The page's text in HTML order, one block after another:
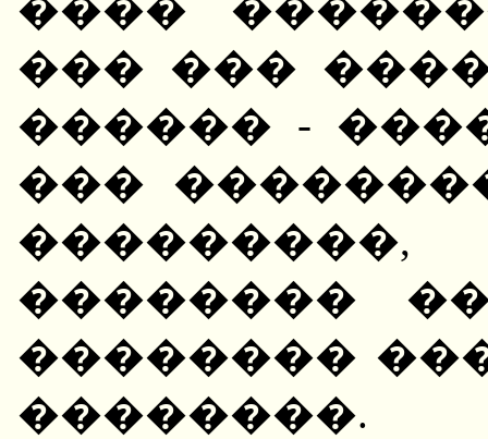
����
��� ���
������ -
���
��������
��������
��������.